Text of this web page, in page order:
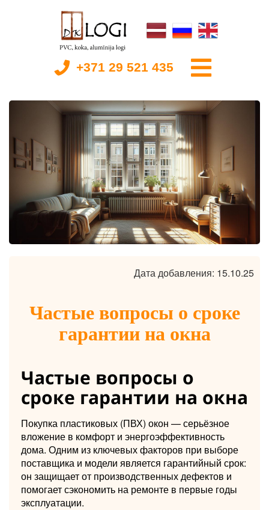
+371 29 521 435
Дата добавления: 15.10.25
Частые вопросы о сроке
гарантии на окна
Частые вопросы о
сроке гарантии на окна
Покупка пластиковых (ПВХ) окон — серьёзное
вложение в комфорт и энергоэффективность
дома. Одним из ключевых факторов при выборе
поставщика и модели является гарантийный срок:
он защищает от производственных дефектов и
помогает сэкономить на ремонте в первые годы
эксплуатации.